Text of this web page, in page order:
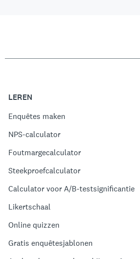
LEREN
Enquêtes maken
NPS-calculator
Foutmargecalculator
Steekproefcalculator
Calculator voor A/B-testsignificantie
Likertschaal
Online quizzen
Gratis enquêtesjablonen